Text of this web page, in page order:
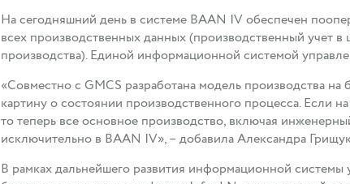
На сегодняшний день в системе BAAN IV обеспечен
всех производственных данных (производственный учет в
производства). Единой информационной системой
«Совместно с GMCS разработана модель производства
картину о состоянии производственного процесса. Если
то теперь все основное производство, включая
исключительно в BAAN IV», – добавила Александра
В рамках дальнейшего развития информационной